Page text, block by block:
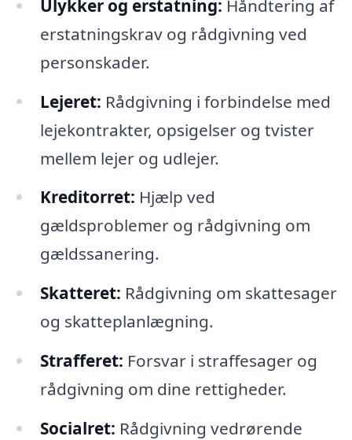
Ulykker og erstatning: Håndtering af
erstatningskrav og rådgivning ved
personskader.
Lejeret: Rådgivning i forbindelse med
lejekontrakter, opsigelser og tvister
mellem lejer og udlejer.
Kreditorret: Hjælp ved
gældsproblemer og rådgivning om
gældssanering.
Skatteret: Rådgivning om skattesager
og skatteplanlægning.
Strafferet: Forsvar i straffesager og
rådgivning om dine rettigheder.
Socialret: Rådgivning vedrørende